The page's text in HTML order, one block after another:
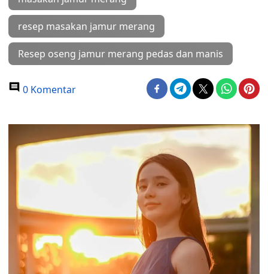
resep masakan jamur merang
Resep oseng jamur merang pedas dan manis
0 Komentar